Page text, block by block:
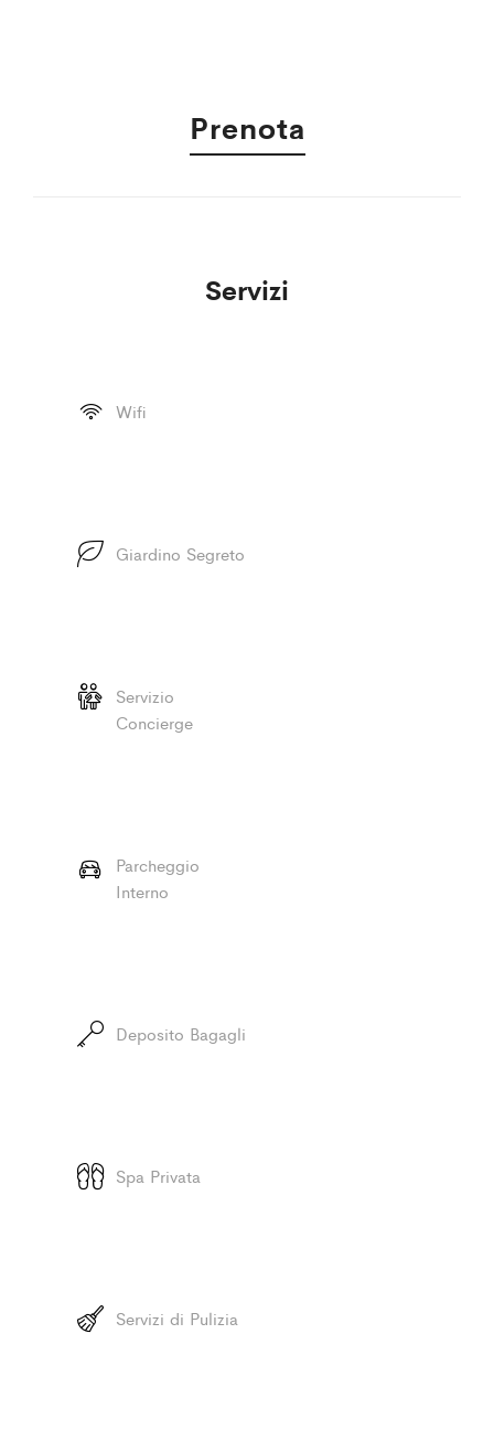
Prenota
Servizi
Wifi
Giardino Segreto
Servizio
Concierge
Parcheggio
Interno
Deposito Bagagli
Spa Privata
Servizi di Pulizia